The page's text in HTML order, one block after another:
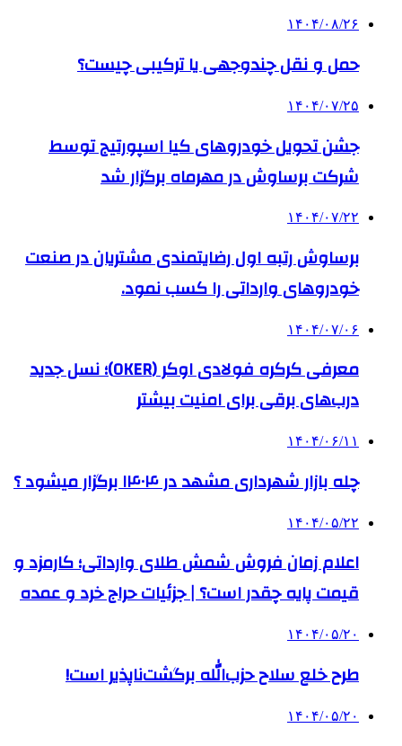
۱۴۰۴/۰۸/۲۶
حمل و نقل چندوجهی یا ترکیبی چیست؟
۱۴۰۴/۰۷/۲۵
جشن تحویل خودروهای کیا اسپورتیج توسط
شرکت برساوش در مهرماه برگزار شد
۱۴۰۴/۰۷/۲۲
برساوش رتبه اول رضایتمندی مشتریان در صنعت
خودروهای وارداتی را کسب نمود.
۱۴۰۴/۰۷/۰۶
معرفی کرکره فولادی اوکر (OKER)؛ نسل جدید
درب‌های برقی برای امنیت بیشتر
۱۴۰۴/۰۶/۱۱
چله بازار شهرداری مشهد در ۱۴۰۴ برگزار میشود ؟
۱۴۰۴/۰۵/۲۲
اعلام زمان فروش شمش طلای وارداتی؛ کارمزد و
قیمت پایه چقدر است؟ | جزئیات حراج خرد و عمده
۱۴۰۴/۰۵/۲۰
طرح خلع سلاح حزب‌الله برگشت‌ناپذیر است!
۱۴۰۴/۰۵/۲۰